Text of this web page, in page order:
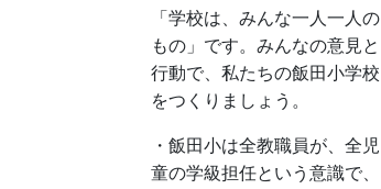
「学校は、みんな一人一人の
もの」です。みんなの意見と
行動で、私たちの飯田小学校
をつくりましょう。
・飯田小は全教職員が、全児
童の学級担任という意識で、